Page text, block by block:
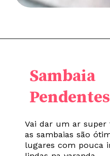
Vai dar um ar
as sambaias são
lugares com pouca
Sambaia
Pendentes